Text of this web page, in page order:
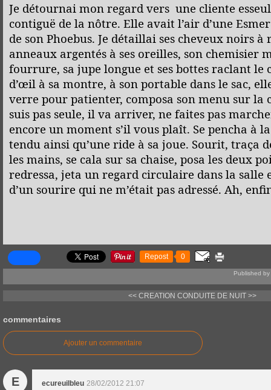
Je détournai mon regard vers une cliente
contiguë de la nôtre. Elle avait l’air d’une
de son Phoebus. Je détaillai ses cheveux noirs à
anneaux argentés à ses oreilles, son chemisier
fourrure, sa jupe longue et ses bottes raclant le
d’œil à sa montre, à son portable dans le sac,
verre pour patienter, composa son menu sur la
suis pas seule, il va arriver, ne faites pas
encore un moment s’il vous plaît. Se pencha à
tendu ainsi qu’une ride à sa joue. Sourit, traça
les mains, se cala sur sa chaise, posa les deux
redressa, jeta un regard circulaire dans la salle
d’un sourire qui ne m’était pas adressé. Ah,
Repost 0
Published
<< CREATION CONDUITE DE NUIT >>
commentaires
Ajouter un commentaire
E ecureuilbleu 28/02/2012 21:07